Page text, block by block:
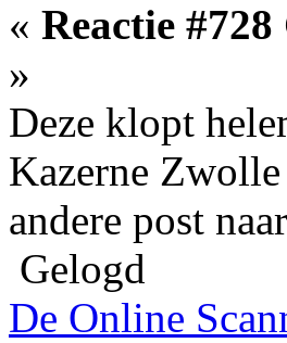
« Reactie
»
Deze klopt
Kazerne
andere post
Gelogd
De Online